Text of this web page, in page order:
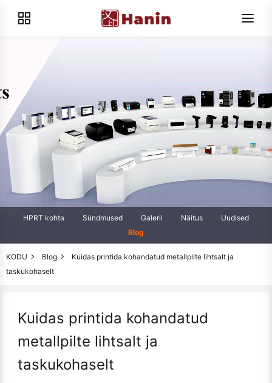
HPRT kohta Sündmused Galerii Näitus
Uudised
Blog
KODU Blog
Kuidas printida kohandatud metallpilte lihtsalt ja
taskukohaselt
Kuidas printida kohandatud
metallpilte lihtsalt ja
taskukohaselt